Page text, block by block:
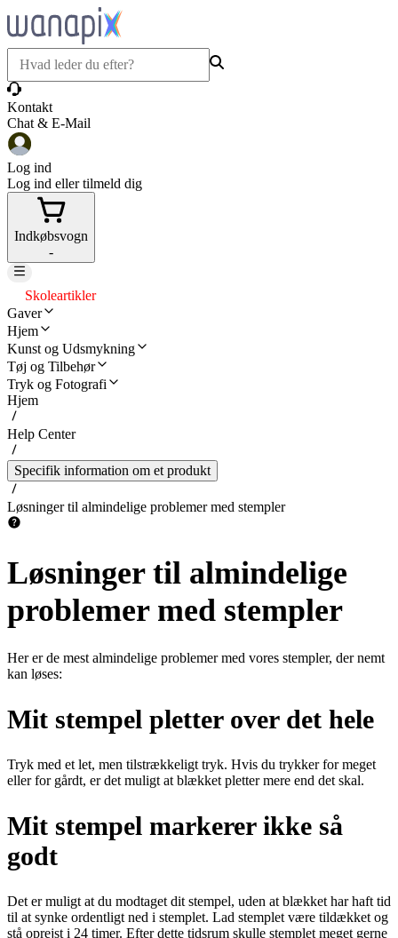
Kontakt
Chat & E-Mail
Log ind
Log ind eller tilmeld dig
Indkøbsvogn
-
Skoleartikler
Gaver
Hjem
Kunst og Udsmykning
Tøj og Tilbehør
Tryk og Fotografi
Hjem
Help Center
Specifik information om et produkt
Løsninger til almindelige problemer med stempler
Løsninger til almindelige
problemer med stempler
Her er de mest almindelige problemer med vores stempler, der nemt
kan løses:
Mit stempel pletter over det hele
Tryk med et let, men tilstrækkeligt tryk. Hvis du trykker for meget
eller for gårdt, er det muligt at blækket pletter mere end det skal.
Mit stempel markerer ikke så
godt
Det er muligt at du modtaget dit stempel, uden at blækket har haft tid
til at synke ordentligt ned i stemplet. Lad stemplet være tildækket og
stå oprejst i 24 timer. Efter dette tidsrum skulle stemplet meget gerne